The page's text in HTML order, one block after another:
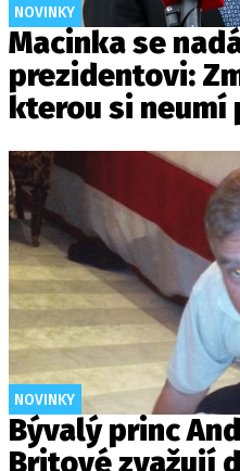
NOVINKY
Macinka se
prezidentovi:
kterou si
NOVINKY
Bývalý princ
Britové zvažují